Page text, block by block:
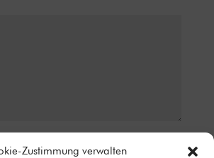
Zustimmung verwalten